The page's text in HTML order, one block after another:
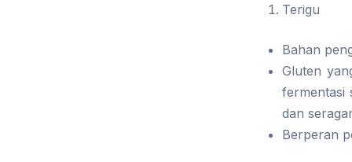
Terigu
Bahan
Gluten
fermentasi
dan
Berperan